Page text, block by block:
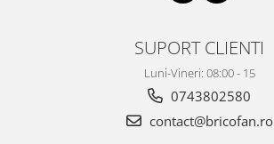
Alte instrumente de constructie
Echipamente instalator
Masini electrice taiat caneluri
SUPORT CLIENTI
Luni-Vineri: 08:00 - 15
0743802580
contact@bricofan.ro